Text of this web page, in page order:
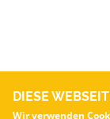
DIESE
Wir verwenden